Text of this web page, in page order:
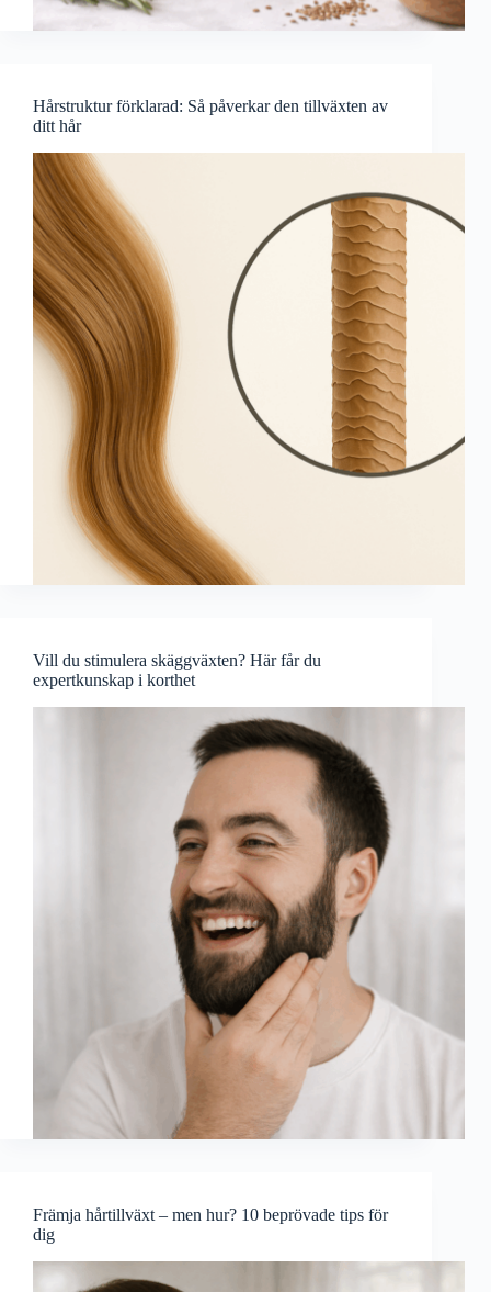
Hårstruktur förklarad: Så påverkar den tillväxten av
ditt hår
Vill du stimulera skäggväxten? Här får du
expertkunskap i korthet
Främja hårtillväxt – men hur? 10 beprövade tips för
dig